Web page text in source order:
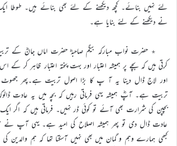
لئے نہیں بنائے۔ کچھ دیکھنے کے لئے بھی بنائے ہیں۔ طوطا
نے دیکھنے کے لئے بنایا ہے۔
٭ حضرت نواب مبارکہ بیگم صاحبہؓ حضرت اماں جانؓ کے
کرتی ہیں کہ بچے پر ہمیشہ اعتبار اور بہت پختہ اعتبار ظاہر کر کے
اور لاج ڈال دینا یہ آ پ کا بڑا اصول تربیت ہے۔پھر
تربیت ہے۔ آپؓ ہمیشہ یہی فرماتی رہیں کہ بچہ میں یہ عادت
بچپن کی شرارت بھی آئے تو کوئی ڈر نہیں۔ فرماتی ہیں کہ اگر ایک
عادت ڈال دی تو پھر ہمیشہ اصلاح کی امید ہے۔ یہی آپ نے ہم
کبھی ہمارے وہم و گمان میں بھی نہیں آسکتا تھا کہ ہم والدین